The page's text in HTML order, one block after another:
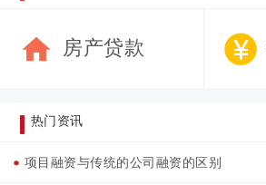
房产贷款
热门资讯
项目融资与传统的公司融资的区别